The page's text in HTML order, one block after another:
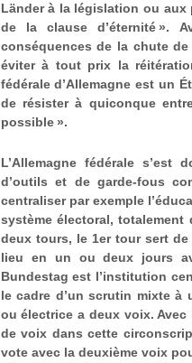
Länder à la législation ou
de la clause d’éternité ».
conséquences de la chute
éviter à tout prix la
fédérale d’Allemagne est un
de résister à quiconque
possible ».
L’Allemagne fédérale
d’outils et de garde-fous
centraliser par exemple
système électoral,
deux tours, le 1er tour sert de
lieu en un ou deux jours
Bundestag est l’institution
le cadre d’un scrutin mixte à
ou électrice a deux voix.
de voix dans cette
vote avec la deuxième voix